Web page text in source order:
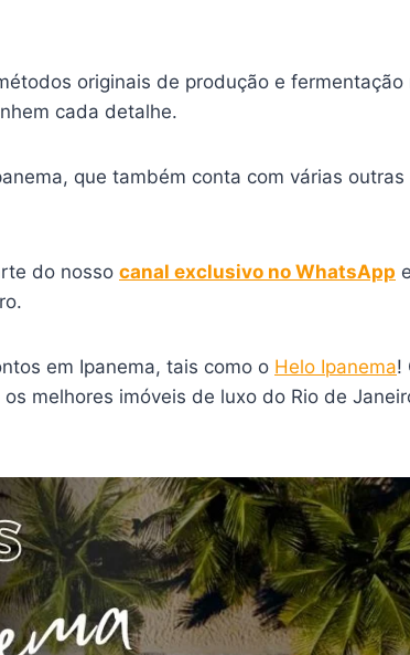
originais de produção e
cada detalhe.
que também conta com várias
do nosso canal exclusivo no WhatsApp
em Ipanema, tais como o Helo Ipanema!
melhores imóveis de luxo do Rio de